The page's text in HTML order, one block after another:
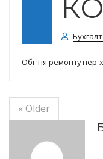
Обг-ня ремонту
« Older